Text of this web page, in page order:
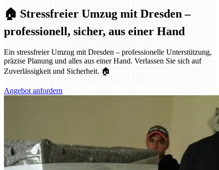
🏠 Stressfreier Umzug mit Dresden –
professionell, sicher, aus einer Hand
Ein stressfreier Umzug mit Dresden – professionelle Unterstützung,
präzise Planung und alles aus einer Hand. Verlassen Sie sich auf
Zuverlässigkeit und Sicherheit. 🏠
Angebot anfordern